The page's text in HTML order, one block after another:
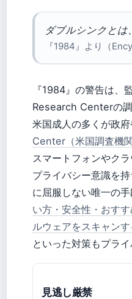
ダブルシンクとは
『1984』より（
『1984』の警告は、
Research Centerの調
米国成人の多くが政
Center（米国調査機関
スマートフォンやク
プライバシー意識を
に屈服しない唯一の手
い方・安全性・おす
ルウェアをスキャン
といった対策もプライ
見逃し厳禁